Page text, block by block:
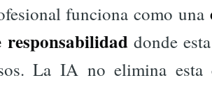
funciona como una
donde
La IA no elimina esta